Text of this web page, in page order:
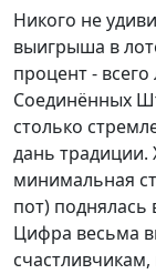
Никого не
выигрыша в
процент -
Соединённых
столько
дань традиции.
минимальная
пот) поднялась
Цифра весьма